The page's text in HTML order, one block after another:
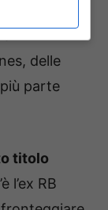
delle
parte
titolo
l’ex RB